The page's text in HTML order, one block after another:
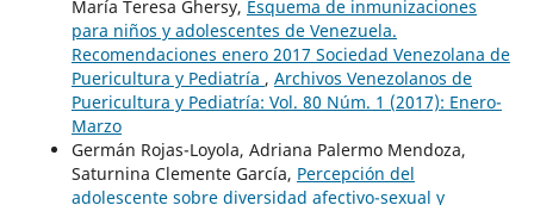
María Teresa Ghersy, Esquema de inmunizaciones
para niños y adolescentes de Venezuela.
Recomendaciones enero 2017 Sociedad Venezolana de
Puericultura y Pediatría , Archivos Venezolanos de
Puericultura y Pediatría: Vol. 80 Núm. 1 (2017): Enero-
Marzo
Germán Rojas-Loyola, Adriana Palermo Mendoza,
Saturnina Clemente García, Percepción del
adolescente sobre diversidad afectivo-sexual y